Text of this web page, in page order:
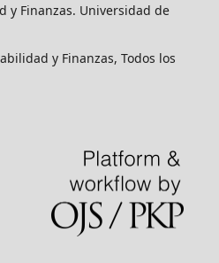
y Finanzas. Universidad de
y Finanzas, Todos los